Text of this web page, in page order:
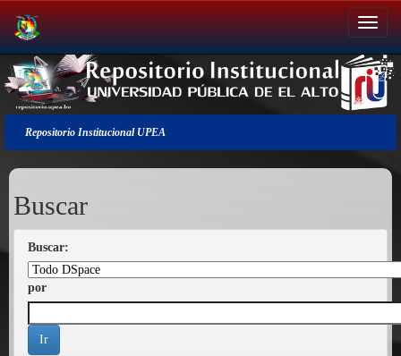
Salir
de
la
navegación
Repositorio Institucional UPEA
Buscar
Buscar:
por